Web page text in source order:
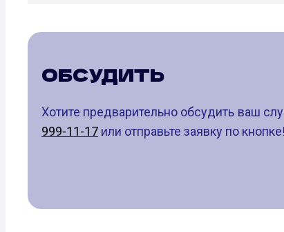
ОБСУДИТЬ
Хотите предварительно обсудить ваш
999-11-17 или отправьте заявку по кнопке!